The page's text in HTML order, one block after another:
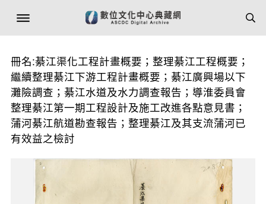
冊名:綦江渠化工程計畫概要；整理綦江工程概要；
繼續整理綦江下游工程計畫概要；綦江廣興場以下
灘險調查；綦江水道及水力調查報告；導淮委員會
整理綦江第一期工程設計及施工改進各點意見書；
蒲河綦江航道勘查報告；整理綦江及其支流蒲河已
有效益之檢討